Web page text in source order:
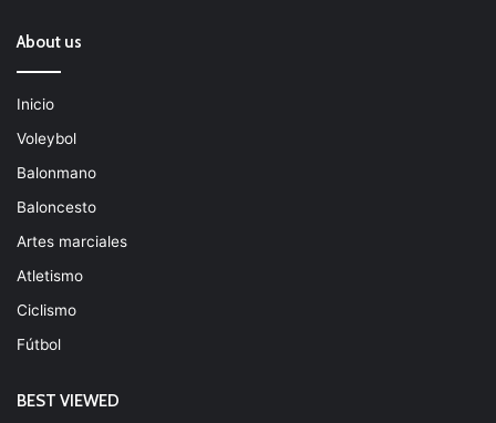
About us
Inicio
Voleybol
Balonmano
Baloncesto
Artes marciales
Atletismo
Ciclismo
Fútbol
BEST VIEWED